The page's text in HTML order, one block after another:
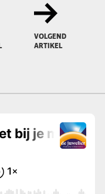
VOLGEND
ARTIKEL